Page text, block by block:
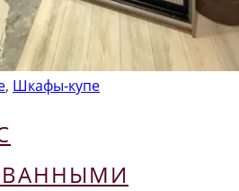
, Шкафы-купе